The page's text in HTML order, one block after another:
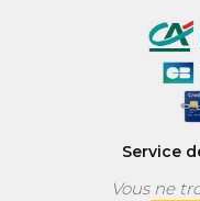
Service
Vous ne